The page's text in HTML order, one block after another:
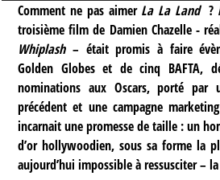
Comment ne pas aimer La La Land ?
troisième film de Damien Chazelle -
Whiplash – était promis à faire
Golden Globes et de cinq BAFTA,
nominations aux Oscars, porté par
précédent et une campagne
incarnait une promesse de taille : un
d’or hollywoodien, sous sa forme la
aujourd’hui impossible à ressusciter –